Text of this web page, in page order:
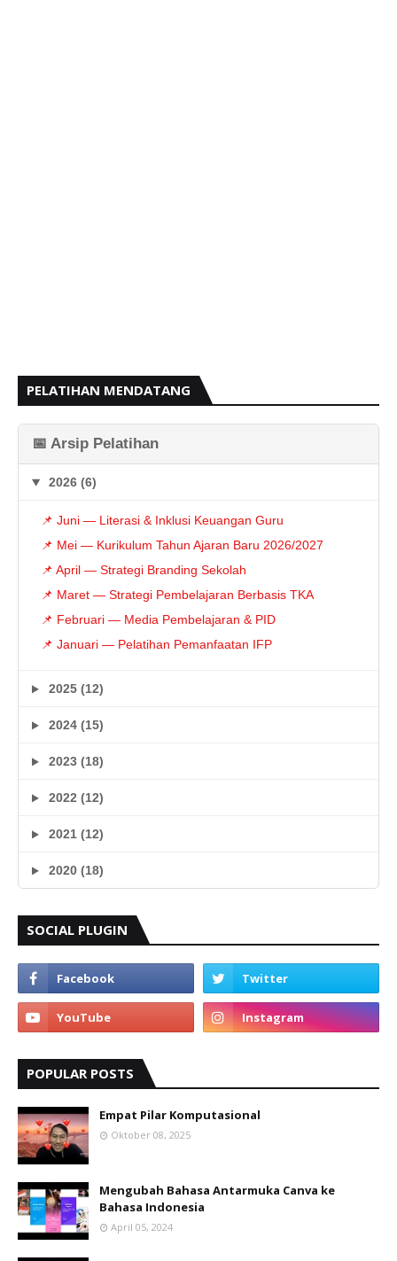
PELATIHAN MENDATANG
📅 Arsip Pelatihan
2026 (6)
📌 Juni — Literasi & Inklusi Keuangan Guru
📌 Mei — Kurikulum Tahun Ajaran Baru 2026/2027
📌 April — Strategi Branding Sekolah
📌 Maret — Strategi Pembelajaran Berbasis TKA
📌 Februari — Media Pembelajaran & PID
📌 Januari — Pelatihan Pemanfaatan IFP
2025 (12)
2024 (15)
2023 (18)
2022 (12)
2021 (12)
2020 (18)
SOCIAL PLUGIN
POPULAR POSTS
Empat Pilar Komputasional
Oktober 08, 2025
Mengubah Bahasa Antarmuka Canva ke
Bahasa Indonesia
April 05, 2024